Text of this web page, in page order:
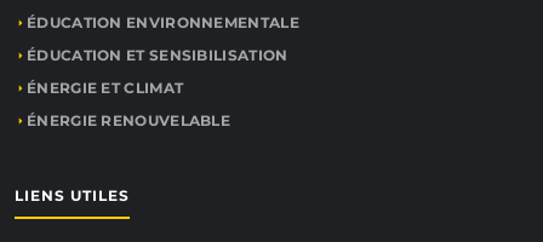
ÉDUCATION ENVIRONNEMENTALE
ÉDUCATION ET SENSIBILISATION
ÉNERGIE ET CLIMAT
ÉNERGIE RENOUVELABLE
LIENS UTILES